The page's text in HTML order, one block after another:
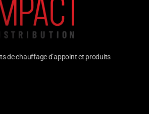
de chauffage d’appoint et produits